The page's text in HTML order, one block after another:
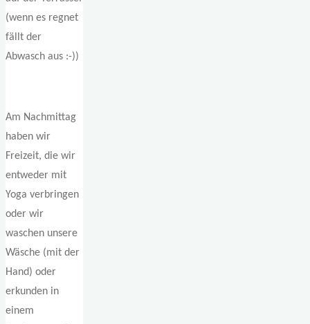
(wenn es regnet
fällt der
Abwasch aus :-))
Am Nachmittag
haben wir
Freizeit, die wir
entweder mit
Yoga verbringen
oder wir
waschen unsere
Wäsche (mit der
Hand) oder
erkunden in
einem